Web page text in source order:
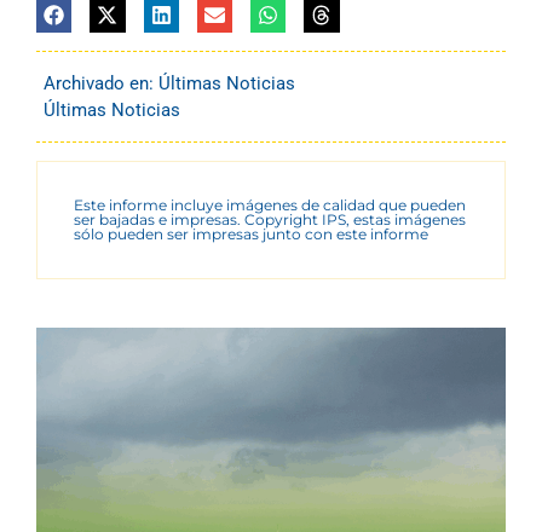
Archivado en: Últimas Noticias
Últimas Noticias
Este informe incluye imágenes de calidad que pueden
ser bajadas e impresas. Copyright IPS, estas imágenes
sólo pueden ser impresas junto con este informe